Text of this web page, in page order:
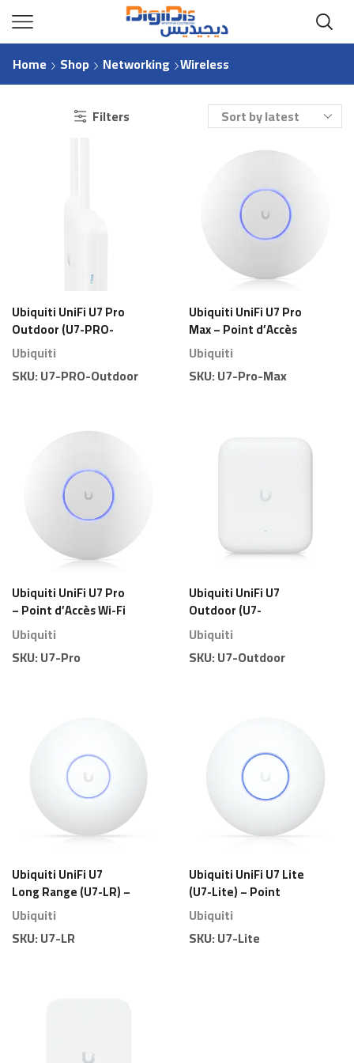
Home Shop Networking Wireless
Filters
Ubiquiti UniFi U7 Pro
Outdoor (U7-PRO-
Outdoor) – Point
d’Accès Wi-Fi 7
Extérieur Haute
Ubiquiti
SKU:U7-PRO-Outdoor
Ubiquiti UniFi U7 Pro
Max – Point d’Accès
Wi-Fi 7 (802.11be)
Tribande 13,7 Gbps
Ubiquiti
SKU:U7-Pro-Max
Ubiquiti UniFi U7 Pro
– Point d’Accès Wi-Fi
7 (802.11be) Tribande
10,8 Gbps
Ubiquiti
SKU:U7-Pro
Ubiquiti UniFi U7
Outdoor (U7-
Outdoor) – Point
d’Accès Wi-Fi 7
Extérieur
Ubiquiti
SKU:U7-Outdoor
Ubiquiti UniFi U7
Long Range (U7-LR) –
Point d’Accès Wi-Fi 7
Longue Portée
Ubiquiti
SKU:U7-LR
Ubiquiti UniFi U7 Lite
(U7-Lite) – Point
d’Accès Wi-Fi 7
Économique
Ubiquiti
SKU:U7-Lite